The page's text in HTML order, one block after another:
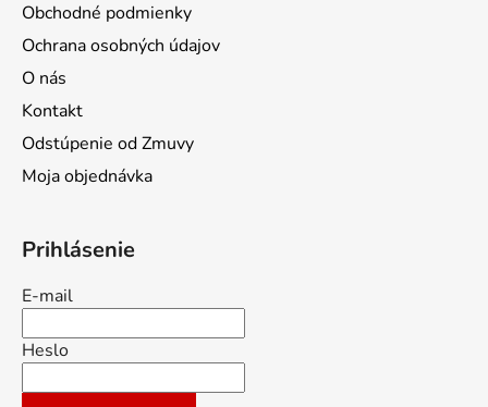
Obchodné podmienky
Ochrana osobných údajov
O nás
Kontakt
Odstúpenie od Zmuvy
Moja objednávka
Prihlásenie
E-mail
Heslo